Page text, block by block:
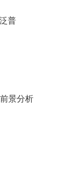
普
景分析